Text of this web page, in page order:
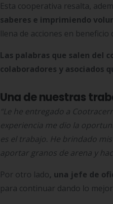
Esta cooperativa resalta,
saberes e imprimiendo
llena de acciones en beneficio
Las palabras que salen del
colaboradores y asociados
Una de nuestras
“Le he entregado a
experiencia me dio la
es el trabajo. He brindado
aportar granos de arena y
Por otro lado, una jefe de
para continuar dando lo mejor